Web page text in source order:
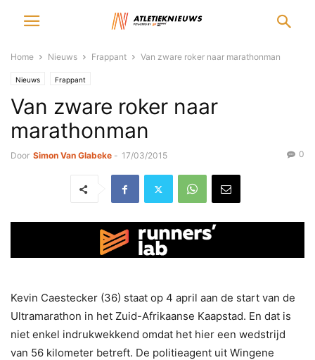
Home Nieuws Frappant Van zware roker naar marathonman
Nieuws Frappant
Van zware roker naar
marathonman
Door Simon Van Glabeke - 17/03/2015 0
Kevin Caestecker (36) staat op 4 april aan de start van de
Ultramarathon in het Zuid-Afrikaanse Kaapstad. En dat is
niet enkel indrukwekkend omdat het hier een wedstrijd
van 56 kilometer betreft. De politieagent uit Wingene